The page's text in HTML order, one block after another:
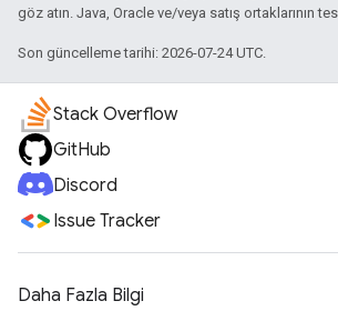
göz atın. Java, Oracle ve/veya satış ortaklarının
Son güncelleme tarihi: 2026-07-24 UTC.
Stack Overflow
GitHub
Discord
Issue Tracker
Daha Fazla Bilgi